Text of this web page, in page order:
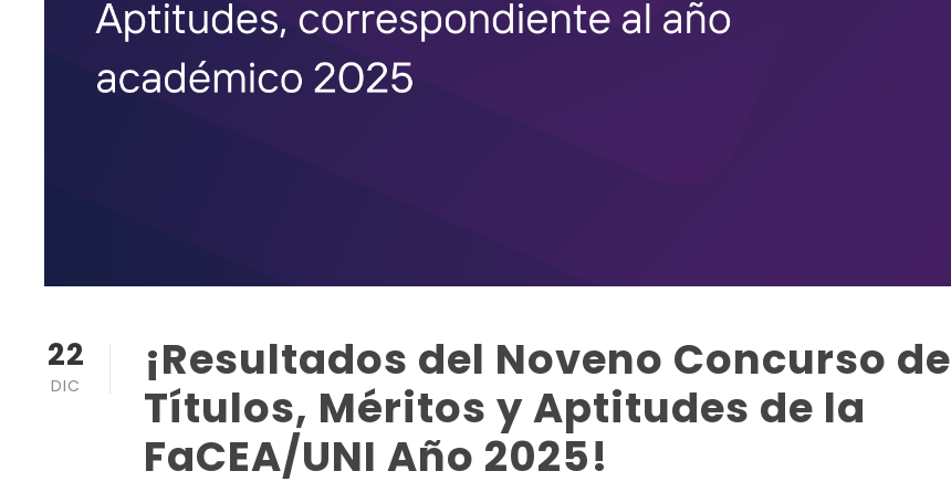
22
DIC
¡Resultados del Noveno Concurso de
Títulos, Méritos y Aptitudes de la
FaCEA/UNI Año 2025!